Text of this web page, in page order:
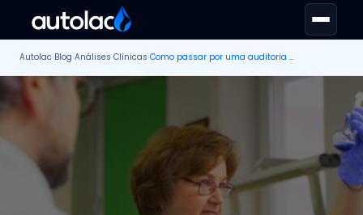
Autolac›Blog›Análises Clínicas› Como passar por uma auditoria em laboratório de análises clínicas sem imprevistos